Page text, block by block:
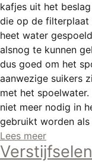
kafjes uit het
die op de filterplaat
heet water
alsnog te kunnen
dus goed om het
aanwezige suikers
met het
niet meer nodig in
gebruikt worden
Lees meer
Verstijfselen